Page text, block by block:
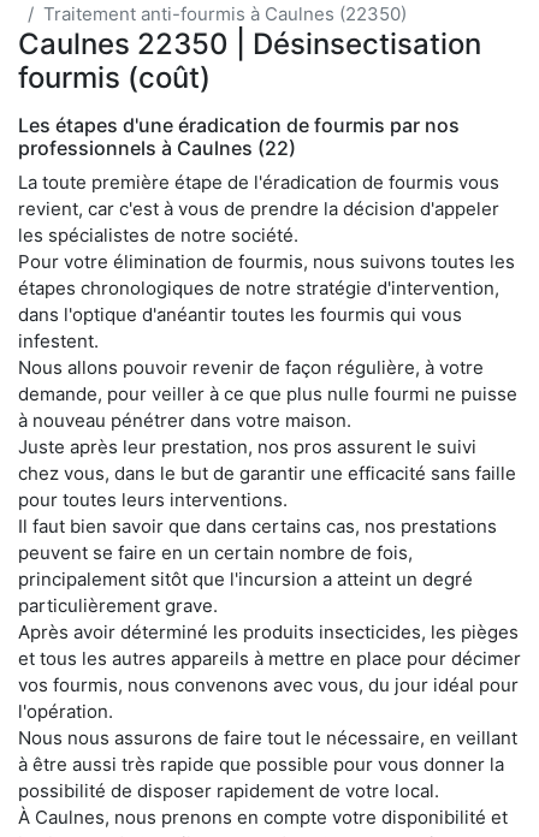
Traitement anti-fourmis à Caulnes (22350)
Caulnes 22350 | Désinsectisation
fourmis (coût)
Les étapes d'une éradication de fourmis par nos
professionnels à Caulnes (22)
La toute première étape de l'éradication de fourmis vous
revient, car c'est à vous de prendre la décision d'appeler
les spécialistes de notre société.
Pour votre élimination de fourmis, nous suivons toutes les
étapes chronologiques de notre stratégie d'intervention,
dans l'optique d'anéantir toutes les fourmis qui vous
infestent.
Nous allons pouvoir revenir de façon régulière, à votre
demande, pour veiller à ce que plus nulle fourmi ne puisse
à nouveau pénétrer dans votre maison.
Juste après leur prestation, nos pros assurent le suivi
chez vous, dans le but de garantir une efficacité sans faille
pour toutes leurs interventions.
Il faut bien savoir que dans certains cas, nos prestations
peuvent se faire en un certain nombre de fois,
principalement sitôt que l'incursion a atteint un degré
particulièrement grave.
Après avoir déterminé les produits insecticides, les pièges
et tous les autres appareils à mettre en place pour décimer
vos fourmis, nous convenons avec vous, du jour idéal pour
l'opération.
Nous nous assurons de faire tout le nécessaire, en veillant
à être aussi très rapide que possible pour vous donner la
possibilité de disposer rapidement de votre local.
À Caulnes, nous prenons en compte votre disponibilité et